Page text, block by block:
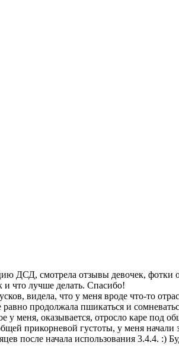
ДСД, смотрела отзывы девочек, фотки
что лучше делать. Спасибо!
видела, что у меня вроде что-то
продолжала пшикаться и
у меня, оказывается, отросло каре под
прикорневой густоты, у меня
после начала использования 3.4.4.